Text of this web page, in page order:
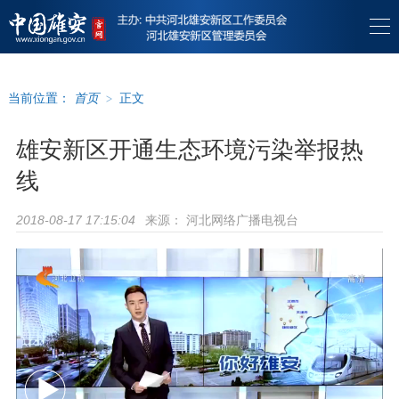
当前位置： 首页 > 正文
雄安新区开通生态环境污染举报热
线
2018-08-17 17:15:04 来源： 河北网络广播电视台